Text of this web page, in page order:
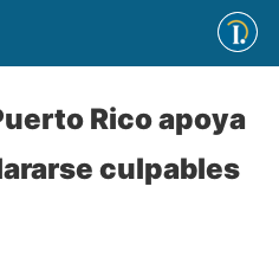
Rico apoya
culpables